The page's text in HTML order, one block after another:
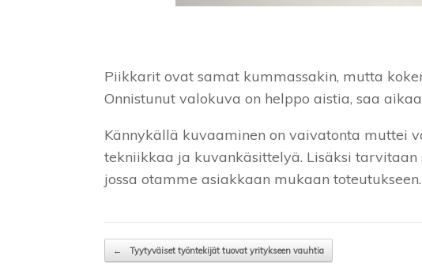
Piikkarit ovat samat kummassakin, mutta
Onnistunut valokuva on helppo aistia, saa
Kännykällä kuvaaminen on vaivatonta muttei
tekniikkaa ja kuvankäsittelyä. Lisäksi
jossa otamme asiakkaan mukaan
Post navigation
← Tyytyväiset työntekijät tuovat yritykseen vauhtia